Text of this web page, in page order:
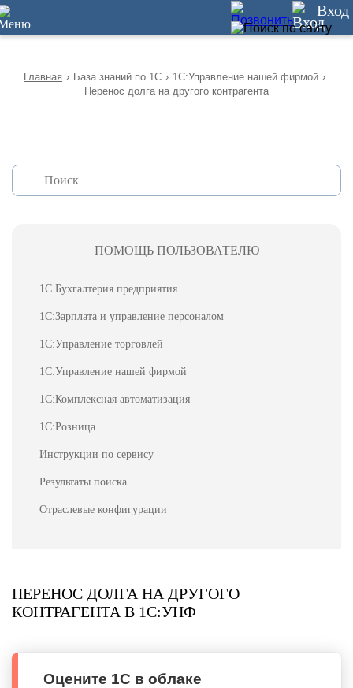
12 Вход
Главная › База знаний по 1С › 1С:Управление нашей фирмой ›
Перенос долга на другого контрагента
ПОМОЩЬ ПОЛЬЗОВАТЕЛЮ
1С Бухгалтерия предприятия
1С:Зарплата и управление персоналом
1С:Управление торговлей
1С:Управление нашей фирмой
1С:Комплексная автоматизация
1С:Розница
Инструкции по сервису
Результаты поиска
Отраслевые конфигурации
ПЕРЕНОС ДОЛГА НА ДРУГОГО
КОНТРАГЕНТА В 1С:УНФ
Оцените 1С в облаке